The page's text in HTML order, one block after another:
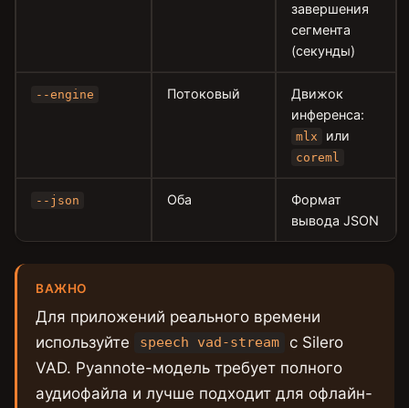
завершения
сегмента
(секунды)
--engine Потоковый
Движок
инференса:
mlx или
coreml
--json Оба
Формат
вывода JSON
ВАЖНО
Для приложений реального времени
используйте
speech vad-stream
с Silero
VAD. Pyannote-модель требует полного
аудиофайла и лучше подходит для офлайн-